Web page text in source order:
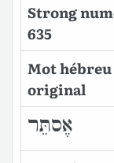
Strong
635
Mot hébreu
original
אֶסתֵּר